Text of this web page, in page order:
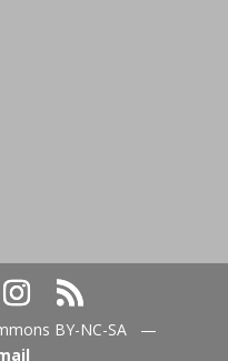
BY-NC-SA —